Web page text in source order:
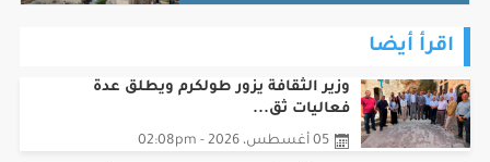
اقرأ أيضا
وزير الثقافة يزور طولكرم ويطلق عدة
فعاليات ثق...
05 أغسطس، 2026 - 02:08pm